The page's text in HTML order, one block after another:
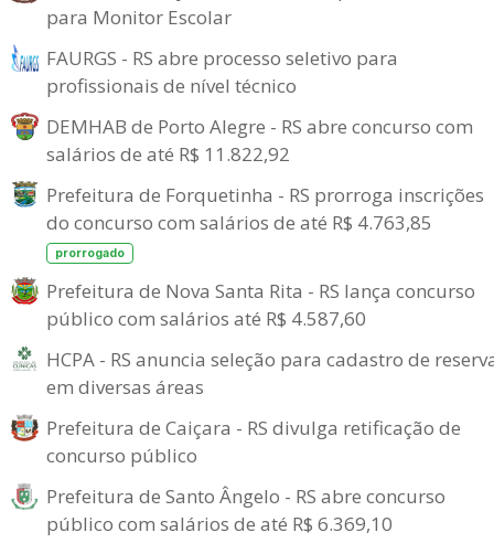
para Monitor Escolar
FAURGS - RS abre processo seletivo para
profissionais de nível técnico
DEMHAB de Porto Alegre - RS abre concurso com
salários de até R$ 11.822,92
Prefeitura de Forquetinha - RS prorroga inscrições
do concurso com salários de até R$ 4.763,85
prorrogado
Prefeitura de Nova Santa Rita - RS lança concurso
público com salários até R$ 4.587,60
HCPA - RS anuncia seleção para cadastro de
em diversas áreas
Prefeitura de Caiçara - RS divulga retificação de
concurso público
Prefeitura de Santo Ângelo - RS abre concurso
público com salários de até R$ 6.369,10